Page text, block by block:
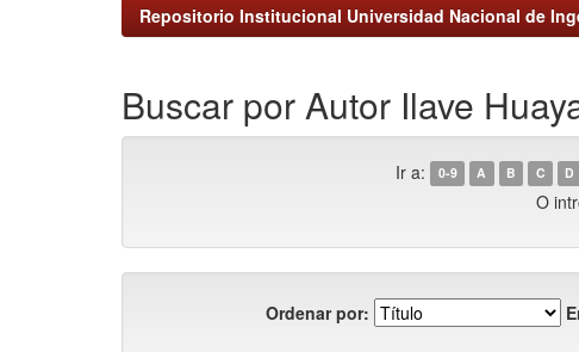
Repositorio Institucional Universidad Nacional de
Buscar por Autor Ilave
Ir a: 0-9 A B C D
O
Ordenar por: